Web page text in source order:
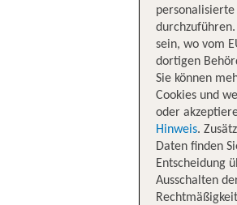
personalisierte
sein, wo vom
dortigen
Sie können
Cookies und
oder
Hinweis.
Daten finden
Entscheidung
Ausschalten